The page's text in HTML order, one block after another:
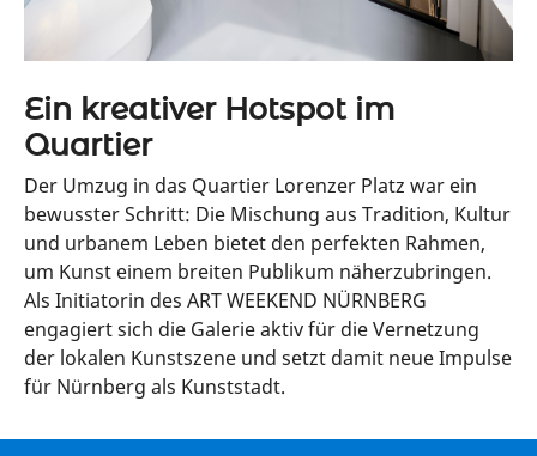
Ein kreativer Hotspot im
Quartier
Der Umzug in das Quartier Lorenzer Platz war ein
bewusster Schritt: Die Mischung aus Tradition, Kultur
und urbanem Leben bietet den perfekten Rahmen,
um Kunst einem breiten Publikum näherzubringen.
Als Initiatorin des ART WEEKEND NÜRNBERG
engagiert sich die Galerie aktiv für die Vernetzung
der lokalen Kunstszene und setzt damit neue Impulse
für Nürnberg als Kunststadt.